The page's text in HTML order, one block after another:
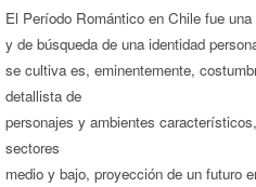
El Período Romántico en Chile fue
y de búsqueda de una identidad
se cultiva es, eminentemente,
detallista de
personajes y ambientes
sectores
medio y bajo, proyección de un futuro